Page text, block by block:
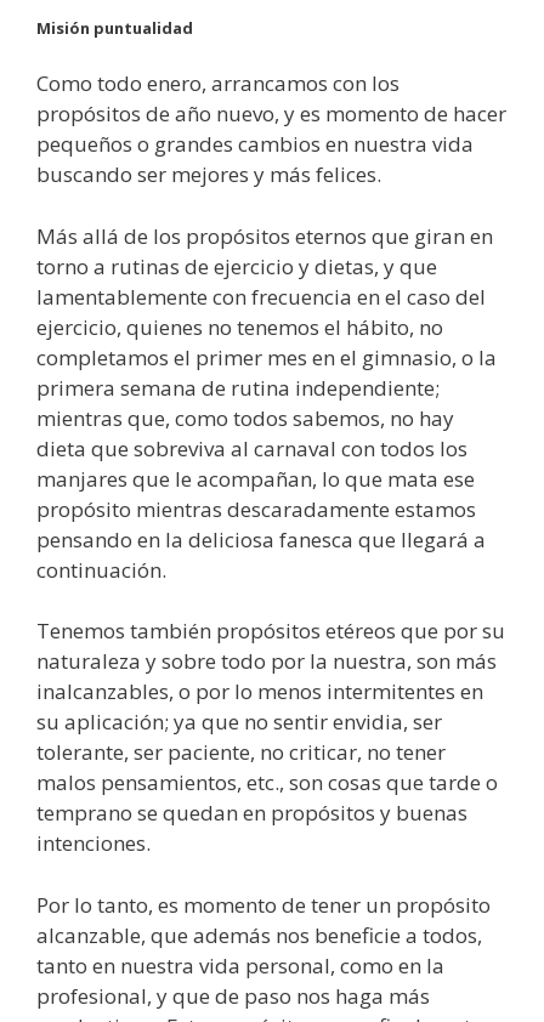
Misión puntualidad
Como todo enero, arrancamos con los
propósitos de año nuevo, y es momento de hacer
pequeños o grandes cambios en nuestra vida
buscando ser mejores y más felices.
Más allá de los propósitos eternos que giran en
torno a rutinas de ejercicio y dietas, y que
lamentablemente con frecuencia en el caso del
ejercicio, quienes no tenemos el hábito, no
completamos el primer mes en el gimnasio, o la
primera semana de rutina independiente;
mientras que, como todos sabemos, no hay
dieta que sobreviva al carnaval con todos los
manjares que le acompañan, lo que mata ese
propósito mientras descaradamente estamos
pensando en la deliciosa fanesca que llegará a
continuación.
Tenemos también propósitos etéreos que por su
naturaleza y sobre todo por la nuestra, son más
inalcanzables, o por lo menos intermitentes en
su aplicación; ya que no sentir envidia, ser
tolerante, ser paciente, no criticar, no tener
malos pensamientos, etc., son cosas que tarde o
temprano se quedan en propósitos y buenas
intenciones.
Por lo tanto, es momento de tener un propósito
alcanzable, que además nos beneficie a todos,
tanto en nuestra vida personal, como en la
profesional, y que de paso nos haga más